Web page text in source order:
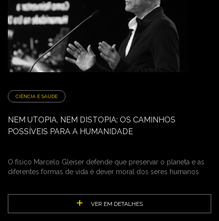
CIÊNCIA E SAÚDE
NEM UTOPIA, NEM DISTOPIA: OS CAMINHOS
POSSÍVEIS PARA A HUMANIDADE
O físico Marcelo Gleiser defende que preservar o planeta e as
diferentes formas de vida é dever moral dos seres humanos
VER EM DETALHES